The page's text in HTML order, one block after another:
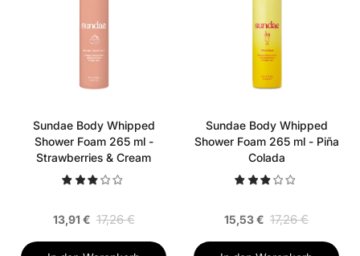
Sundae Body Whipped
Shower Foam 265 ml -
Strawberries & Cream
13,91 € 17,26 €
Sundae Body Whipped
Shower Foam 265 ml - Piña
Colada
15,53 € 17,26 €